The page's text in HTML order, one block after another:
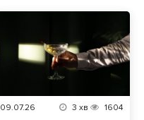
09.07.26 3 хв 1604